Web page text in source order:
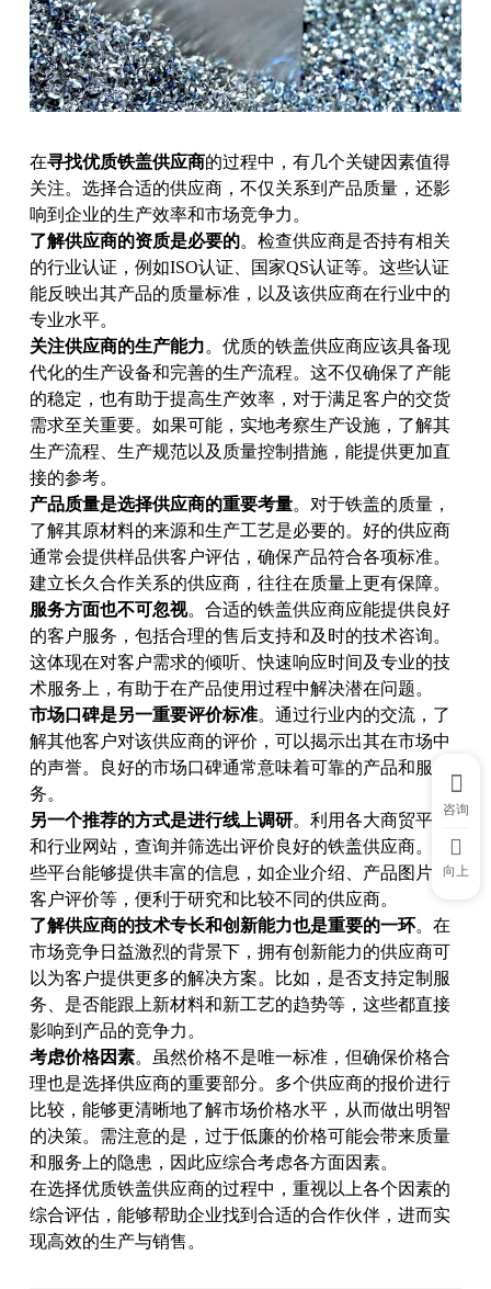
在寻找优质铁盖供应商的过程中，有几个关键因素值得
关注。选择合适的供应商，不仅关系到产品质量，还影
响到企业的生产效率和市场竞争力。
了解供应商的资质是必要的。检查供应商是否持有相关
的行业认证，例如ISO认证、国家QS认证等。这些认证
能反映出其产品的质量标准，以及该供应商在行业中的
专业水平。
关注供应商的生产能力。优质的铁盖供应商应该具备现
代化的生产设备和完善的生产流程。这不仅确保了产能
的稳定，也有助于提高生产效率，对于满足客户的交货
需求至关重要。如果可能，实地考察生产设施，了解其
生产流程、生产规范以及质量控制措施，能提供更加直
接的参考。
产品质量是选择供应商的重要考量。对于铁盖的质量，
了解其原材料的来源和生产工艺是必要的。好的供应商
通常会提供样品供客户评估，确保产品符合各项标准。
建立长久合作关系的供应商，往往在质量上更有保障。
服务方面也不可忽视。合适的铁盖供应商应能提供良好
的客户服务，包括合理的售后支持和及时的技术咨询。
这体现在对客户需求的倾听、快速响应时间及专业的技
术服务上，有助于在产品使用过程中解决潜在问题。
市场口碑是另一重要评价标准。通过行业内的交流，了
解其他客户对该供应商的评价，可以揭示出其在市场中
的声誉。良好的市场口碑通常意味着可靠的产品和服
务。
另一个推荐的方式是进行线上调研。利用各大商贸平台
和行业网站，查询并筛选出评价良好的铁盖供应商。这
些平台能够提供丰富的信息，如企业介绍、产品图片、
客户评价等，便利于研究和比较不同的供应商。
了解供应商的技术专长和创新能力也是重要的一环。在
市场竞争日益激烈的背景下，拥有创新能力的供应商可
以为客户提供更多的解决方案。比如，是否支持定制服
务、是否能跟上新材料和新工艺的趋势等，这些都直接
影响到产品的竞争力。
考虑价格因素。虽然价格不是唯一标准，但确保价格合
理也是选择供应商的重要部分。多个供应商的报价进行
比较，能够更清晰地了解市场价格水平，从而做出明智
的决策。需注意的是，过于低廉的价格可能会带来质量
和服务上的隐患，因此应综合考虑各方面因素。
在选择优质铁盖供应商的过程中，重视以上各个因素的
综合评估，能够帮助企业找到合适的合作伙伴，进而实
现高效的生产与销售。
咨询
向上